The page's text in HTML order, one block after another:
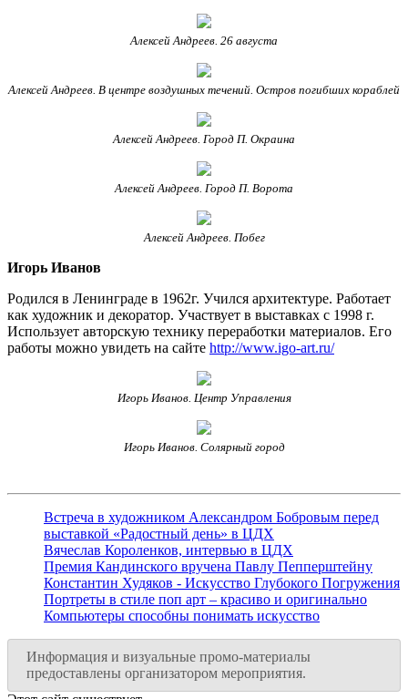
Алексей Андреев. 26 августа
Алексей Андреев. В центре воздушных течений. Остров погибших кораблей
Алексей Андреев. Город П. Окраина
Алексей Андреев. Город П. Ворота
Алексей Андреев. Побег
Игорь Иванов
Родился в Ленинграде в 1962г. Учился архитектуре. Работает
как художник и декоратор. Участвует в выставках с 1998 г.
Использует авторскую технику переработки материалов. Его
работы можно увидеть на сайте http://www.igo-art.ru/
Игорь Иванов. Центр Управления
Игорь Иванов. Солярный город
Встреча в художником Александром Бобровым перед
выставкой «Радостный день» в ЦДХ
Вячеслав Короленков, интервью в ЦДХ
Премия Кандинского вручена Павлу Пепперштейну
Константин Худяков - Искусство Глубокого Погружения
Портреты в стиле поп арт – красиво и оригинально
Компьютеры способны понимать искусство
Информация и визуальные промо-материалы
предоставлены организатором мероприятия.